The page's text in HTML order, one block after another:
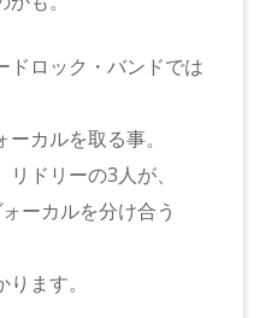
ドロック・バンドでは
カルを取る事。
ドリーの3人が、
ーカルを分け合う
ます。